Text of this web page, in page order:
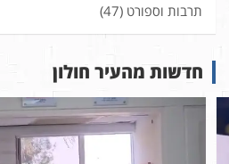
תרבות וספורט (47)
חדשות מהעיר חולון